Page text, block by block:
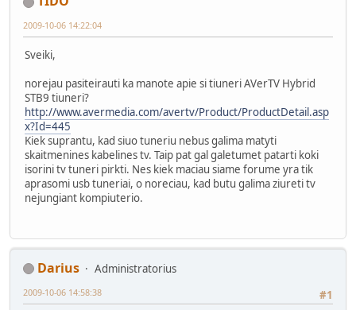
2009-10-06 14:22:04
Sveiki,
norejau pasiteirauti ka manote apie si tiuneri AVerTV Hybrid
STB9 tiuneri?
http://www.avermedia.com/avertv/Product/ProductDetail.asp
x?Id=445
Kiek suprantu, kad siuo tuneriu nebus galima matyti
skaitmenines kabelines tv. Taip pat gal galetumet patarti koki
isorini tv tuneri pirkti. Nes kiek maciau siame forume yra tik
aprasomi usb tuneriai, o noreciau, kad butu galima ziureti tv
nejungiant kompiuterio.
Darius
Administratorius
#1
2009-10-06 14:58:38